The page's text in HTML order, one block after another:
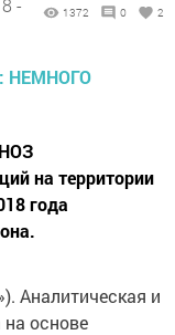
-
1372 0 2
на территории
года
Аналитическая и
основе